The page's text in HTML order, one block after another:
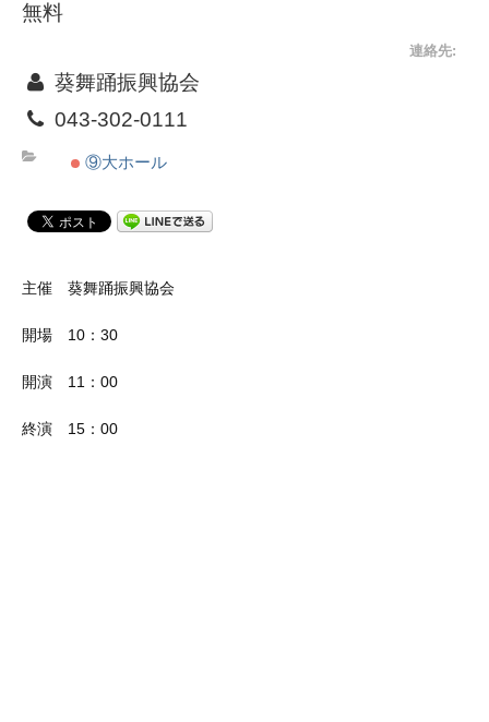
無料
連絡先:
葵舞踊振興協会
043-302-0111
⑨大ホール
主催 葵舞踊振興協会
開場 10：30
開演 11：00
終演 15：00